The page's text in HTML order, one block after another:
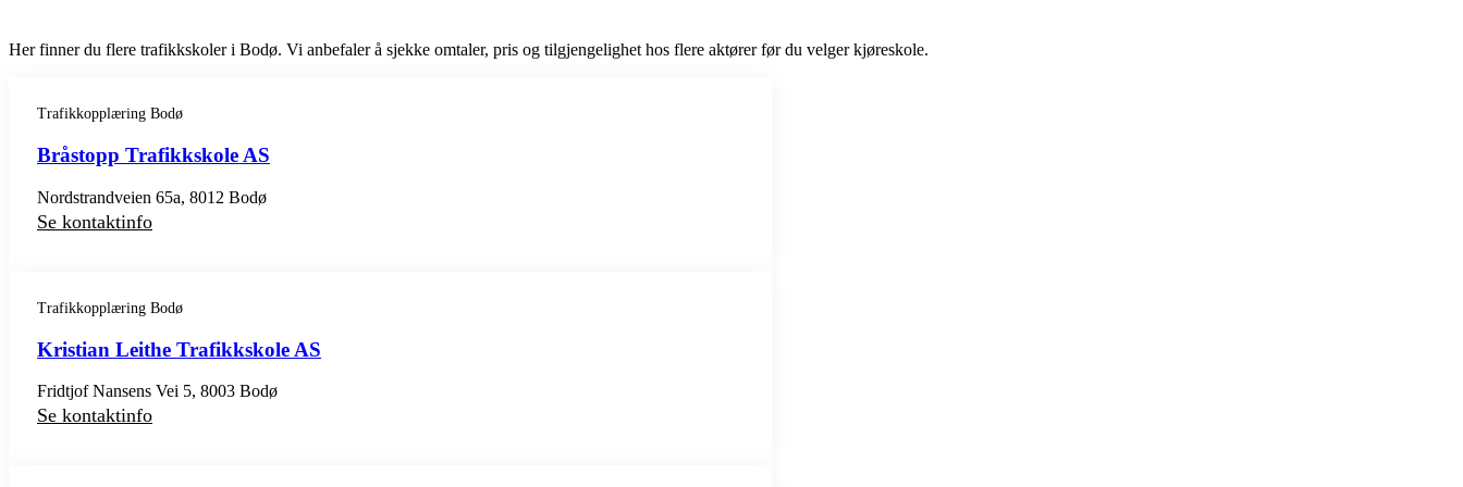
Her finner du flere trafikkskoler i Bodø. Vi anbefaler å sjekke omtaler, pris og tilgjengelighet hos flere aktører før du velger kjøreskole.
Trafikkopplæring Bodø
Bråstopp Trafikkskole AS
Nordstrandveien 65a, 8012 Bodø
Se kontaktinfo
Trafikkopplæring Bodø
Kristian Leithe Trafikkskole AS
Fridtjof Nansens Vei 5, 8003 Bodø
Se kontaktinfo